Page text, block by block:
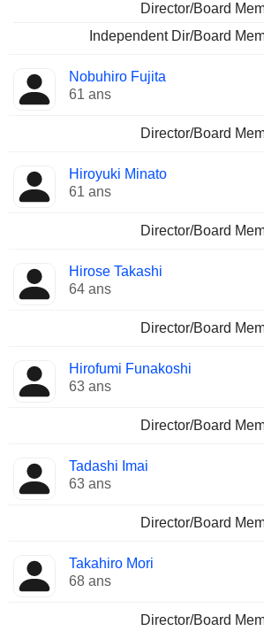
Director/Board
Independent Dir/Board
Nobuhiro Fujita
61 ans
Director/Board
Hiroyuki Minato
61 ans
Director/Board
Hirose Takashi
64 ans
Director/Board
Hirofumi Funakoshi
63 ans
Director/Board
Tadashi Imai
63 ans
Director/Board
Takahiro Mori
68 ans
Director/Board